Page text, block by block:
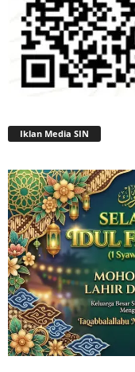
Iklan Media SIN